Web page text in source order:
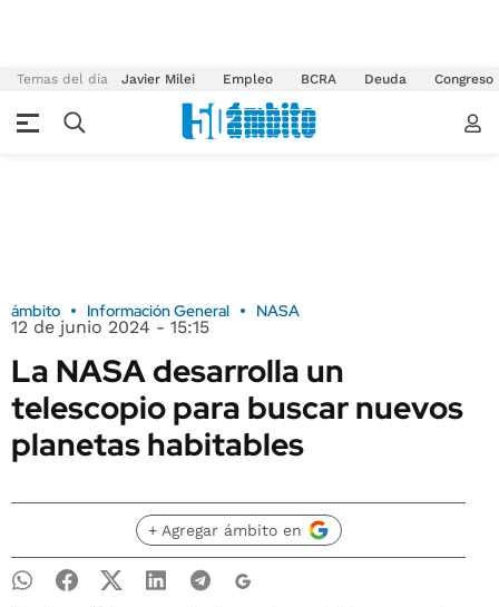
Temas del día Javier Milei Empleo BCRA Deuda Congreso
ámbito Información General NASA
12 de junio 2024 - 15:15
La NASA desarrolla un
telescopio para buscar nuevos
planetas habitables
+ Agregar ámbito en